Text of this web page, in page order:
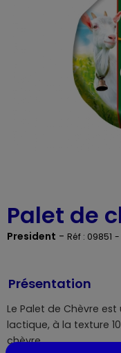
Palet de
President - Réf : 09851 -
Présentation
Le Palet de Chèvre
lactique, à la texture
chèvre.